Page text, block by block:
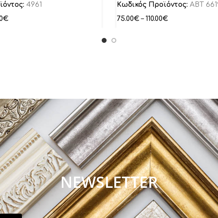
4961
€
Κωδικός Προϊόντος: ABT
75.00€ – 110.00€
NEWSLETTER